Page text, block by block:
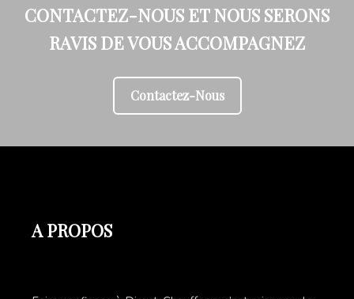
CONTACTEZ-NOUS ET NOUS SERONS
RAVIS DE VOUS ACCOMPAGNEZ
Contactez-Nous
A PROPOS